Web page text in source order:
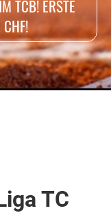
TCB! ERSTE
TC